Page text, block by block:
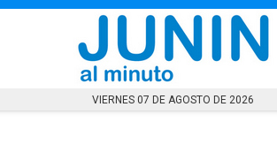
VIERNES 07 DE AGOSTO DE 2026